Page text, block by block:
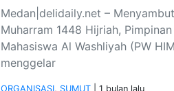
Medan|delidaily.net –
Muharram 1448 Hijriah,
Mahasiswa Al Washliyah (PW
menggelar
ORGANISASI, SUMUT | 1 bulan lalu